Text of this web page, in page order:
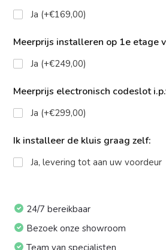
Ja (+€169,00)
Meerprijs installeren op 1e etage
Ja (+€249,00)
Meerprijs electronisch codeslot
Ja (+€299,00)
Ik installeer de kluis graag zelf:
Ja, levering tot aan uw voordeur
24/7 bereikbaar
Bezoek onze showroom
Team van specialisten